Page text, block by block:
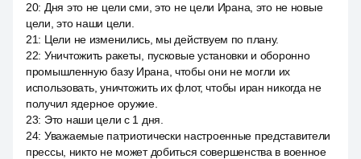
20: Дня это не цели сми, это не цели Ирана, это не новые
цели, это наши цели.
21: Цели не изменились, мы действуем по плану.
22: Уничтожить ракеты, пусковые установки и оборонно
промышленную базу Ирана, чтобы они не могли их
использовать, уничтожить их флот, чтобы иран никогда не
получил ядерное оружие.
23: Это наши цели с 1 дня.
24: Уважаемые патриотически настроенные представители
прессы, никто не может добиться совершенства в военное